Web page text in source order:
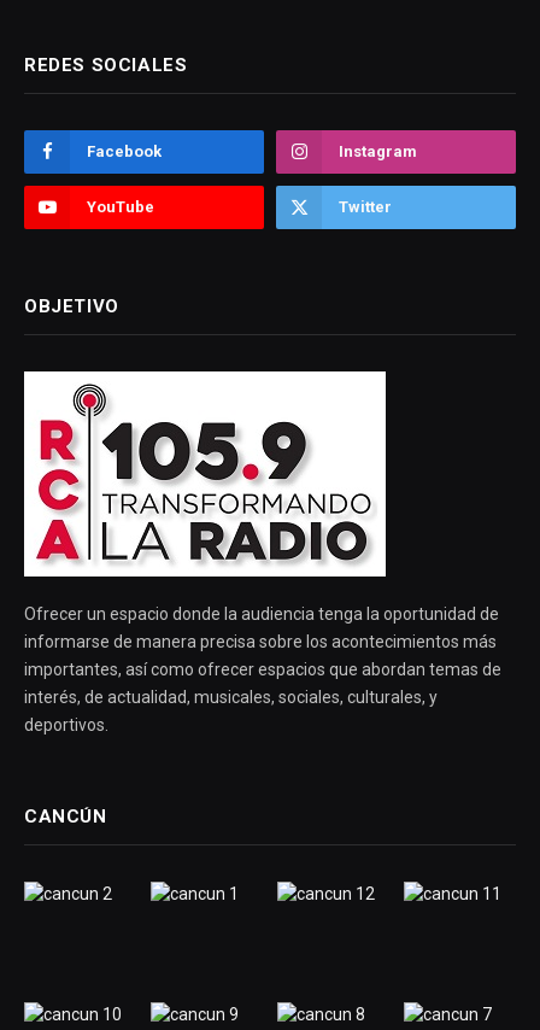
REDES SOCIALES
Facebook Instagram
YouTube Twitter
OBJETIVO
Ofrecer un espacio donde la audiencia tenga la oportunidad de
informarse de manera precisa sobre los acontecimientos más
importantes, así como ofrecer espacios que abordan temas de
interés, de actualidad, musicales, sociales, culturales, y
deportivos.
CANCÚN